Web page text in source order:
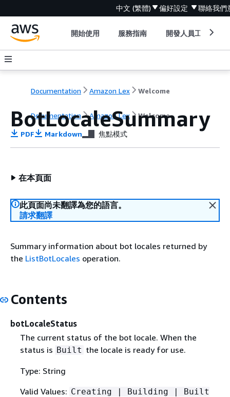
中文 (繁體) 偏好設定 聯絡我們
開始使用 服務指南 開發人員工具
Documentation Amazon Lex Welcome
Documentation Amazon Lex Welcome
BotLocaleSummary
PDF Markdown 焦點模式
在本頁面
此頁面尚未翻譯為您的語言。
請求翻譯
Summary information about bot locales returned by
the ListBotLocales operation.
Contents
botLocaleStatus
The current status of the bot locale. When the
status is Built the locale is ready for use.
Type: String
Valid Values: Creating | Building | Built